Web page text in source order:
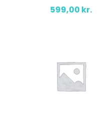
599,00 kr.